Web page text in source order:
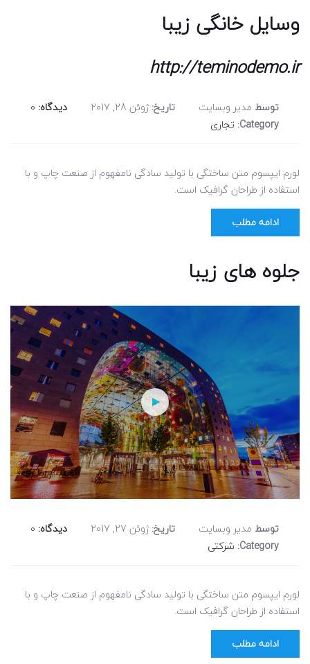
وسایل خانگی زیبا
http://teminodemo.ir
توسط مدیر وبسایت تاریخ:ژوئن 28, 2017 دیدگاه: 0
Category: تجاری
لورم ایپسوم متن ساختگی با تولید سادگی نامفهوم از صنعت چاپ و با
استفاده از طراحان گرافیک است.
ادامه مطلب
جلوه های زیبا
توسط مدیر وبسایت تاریخ:ژوئن 27, 2017 دیدگاه: 0
Category: شرکتی
لورم ایپسوم متن ساختگی با تولید سادگی نامفهوم از صنعت چاپ و با
استفاده از طراحان گرافیک است.
ادامه مطلب